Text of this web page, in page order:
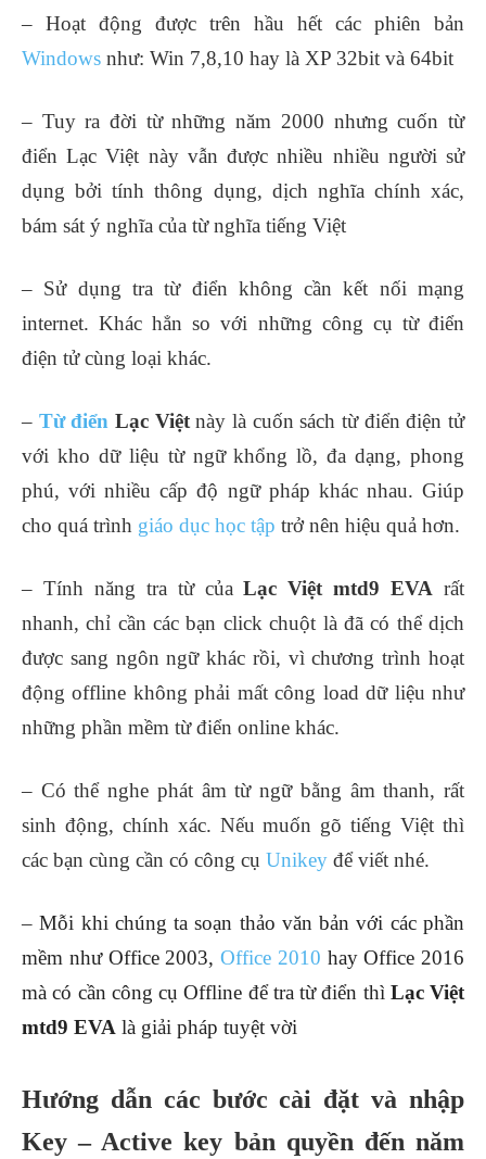
– Hoạt động được trên hầu hết các phiên bản
Windows như: Win 7,8,10 hay là XP 32bit và 64bit
– Tuy ra đời từ những năm 2000 nhưng cuốn từ
điển Lạc Việt này vẫn được nhiều nhiều người sử
dụng bởi tính thông dụng, dịch nghĩa chính xác,
bám sát ý nghĩa của từ nghĩa tiếng Việt
– Sử dụng tra từ điển không cần kết nối mạng
internet. Khác hẳn so với những công cụ từ điển
điện tử cùng loại khác.
– Từ điển Lạc Việtnày là cuốn sách từ điển điện tử
với kho dữ liệu từ ngữ khổng lồ, đa dạng, phong
phú, với nhiều cấp độ ngữ pháp khác nhau. Giúp
cho quá trình giáo dục học tập trở nên hiệu quả hơn.
– Tính năng tra từ củaLạc Việt mtd9 EVA rất
nhanh, chỉ cần các bạn click chuột là đã có thể dịch
được sang ngôn ngữ khác rồi, vì chương trình hoạt
động offline không phải mất công load dữ liệu như
những phần mềm từ điển online khác.
– Có thể nghe phát âm từ ngữ bằng âm thanh, rất
sinh động, chính xác. Nếu muốn gõ tiếng Việt thì
các bạn cùng cần có công cụ Unikey để viết nhé.
–Mỗi khi chúng ta soạn thảo văn bản với các phần
mềm như Office 2003, Office 2010 hay Office 2016
mà có cần công cụ Offline để tra từ điển thì Lạc Việt
mtd9 EVA là giải pháp tuyệt vời
Hướng dẫn các bước cài đặt và nhập
Key – Active key bản quyền đến năm